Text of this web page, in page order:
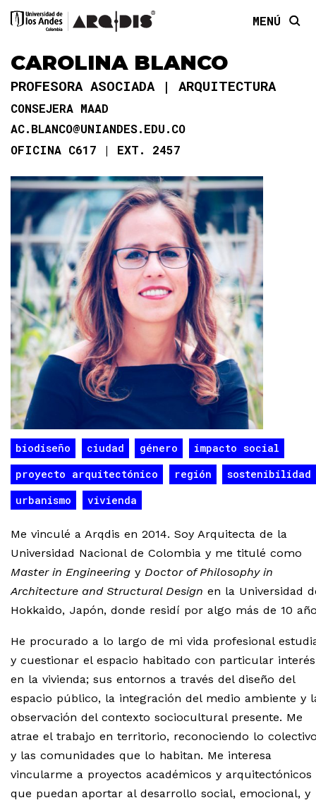
MENÚ
CAROLINA BLANCO
PROFESORA ASOCIADA ARQUITECTURA
CONSEJERA MAAD
AC.BLANCO@UNIANDES.EDU.CO
OFICINA C617
EXT. 2457
biodiseño ciudad género
impacto social
proyecto arquitectónico
región
sostenibilidad
urbanismo
vivienda
Me vinculé a Arqdis en 2014. Soy Arquitecta de la
Universidad Nacional de Colombia y me titulé como
Master in Engineering y Doctor of Philosophy in
Architecture and Structural Design en la Universidad
Hokkaido, Japón, donde residí por algo más de 10
He procurado a lo largo de mi vida profesional
y cuestionar el espacio habitado con particular interés
en la vivienda; sus entornos a través del diseño del
espacio público, la integración del medio ambiente y
observación del contexto sociocultural presente. Me
atrae el trabajo en territorio, reconociendo lo
y las comunidades que lo habitan. Me interesa
vincularme a proyectos académicos y arquitectónicos
que puedan aportar al desarrollo social, emocional, y